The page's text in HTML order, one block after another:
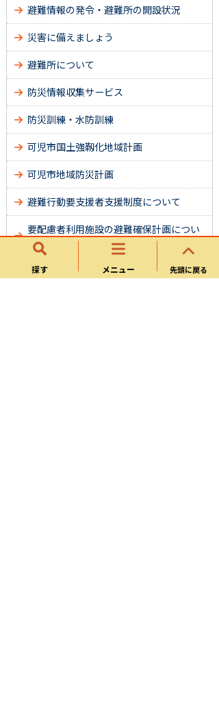
探す メニュー 先頭に戻る
避難情報の発令・避難所の開設状況
災害に備えましょう
避難所について
防災情報収集サービス
防災訓練・水防訓練
可児市国土強靱化地域計画
可児市地域防災計画
避難行動要支援者支援制度について
要配慮者利用施設の避難確保計画につい
て
災害協定について